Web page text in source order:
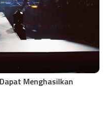
Menghasilkan